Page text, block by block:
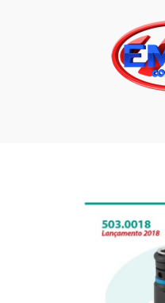
EMPRESA
MARCAS
PRODUTOS